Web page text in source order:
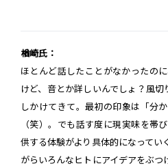
楢崎氏：
ほとんど話したことがなかったの
けど、音とか詳しいんでしょ？風
しかけてきて。最初の印象は「分
（笑）。でも話す度に現実味を帯
供する体験がより具体的になってい
がらいろんなヒトにアイデアをぶつ